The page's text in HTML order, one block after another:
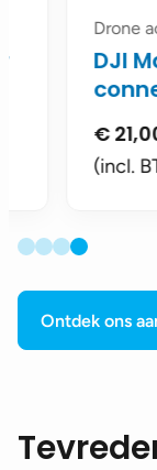
Drone
DJI
21,00
(incl. BTW)
Ontdek ons